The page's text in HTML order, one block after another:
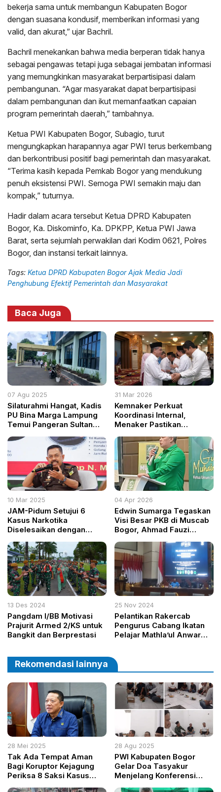
bekerja sama untuk membangun Kabupaten Bogor
dengan suasana kondusif, memberikan informasi yang
valid, dan akurat,” ujar Bachril.
Bachril menekankan bahwa media berperan tidak hanya
sebagai pengawas tetapi juga sebagai jembatan informasi
yang memungkinkan masyarakat berpartisipasi dalam
pembangunan. “Agar masyarakat dapat berpartisipasi
dalam pembangunan dan ikut memanfaatkan capaian
program pemerintah daerah,” tambahnya.
Ketua PWI Kabupaten Bogor, Subagio, turut
mengungkapkan harapannya agar PWI terus berkembang
dan berkontribusi positif bagi pemerintah dan masyarakat.
“Terima kasih kepada Pemkab Bogor yang mendukung
penuh eksistensi PWI. Semoga PWI semakin maju dan
kompak,” tuturnya.
Hadir dalam acara tersebut Ketua DPRD Kabupaten
Bogor, Ka. Diskominfo, Ka. DPKPP, Ketua PWI Jawa
Barat, serta sejumlah perwakilan dari Kodim 0621, Polres
Bogor, dan instansi terkait lainnya.
Tags: Ketua DPRD Kabupaten Bogor Ajak Media Jadi
Penghubung Efektif Pemerintah dan Masyarakat
Baca Juga
07 Agu 2025
Silaturahmi Hangat, Kadis
PU Bina Marga Lampung
Temui Pangeran Sultan
Kemajuan Tanggamus
31 Mar 2026
Kemnaker Perkuat
Koordinasi Internal,
Menaker Pastikan
Boleh Terganggu
10 Mar 2025
JAM-Pidum Setujui 6
Kasus Narkotika
Diselesaikan dengan
04 Apr 2026
Edwin Sumarga Tegaskan
Visi Besar PKB di Muscab
Bogor, Ahmad Fauzi
Kader
13 Des 2024
Pangdam I/BB Motivasi
Prajurit Armed 2/KS untuk
Bangkit dan Berprestasi
25 Nov 2024
Pelantikan Rakercab
Pengurus Cabang Ikatan
Pelajar Mathla’ul Anwar
Rekomendasi lainnya
28 Mei 2025
Tak Ada Tempat Aman
Bagi Koruptor Kejagung
Periksa 8 Saksi Kasus
28 Agu 2025
PWI Kabupaten Bogor
Gelar Doa Tasyakur
Menjelang Konferensi